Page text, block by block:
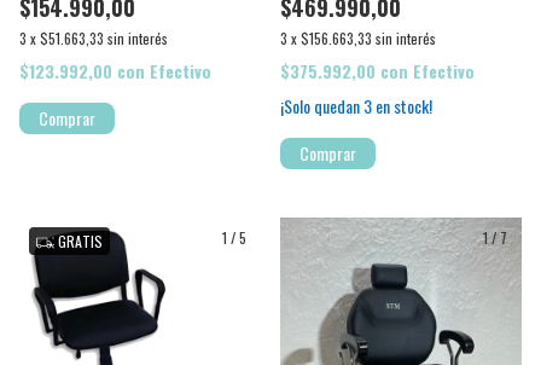
$154.990,00
3 x$51.663,33 sin interés
$123.992,00 con Efectivo
Comprar
$469.990,00
3 x$156.663,33 sin interés
$375.992,00 con Efectivo
¡Solo quedan3en stock!
Comprar
1 /5
GRATIS 1/7